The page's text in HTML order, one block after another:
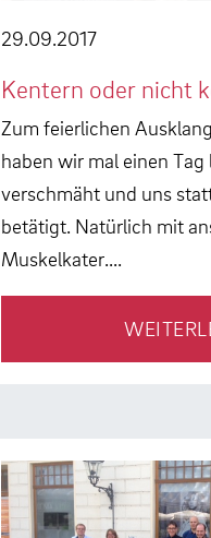
29.09.2017
Kentern oder nicht
Zum feierlichen
haben wir mal einen Tag
verschmäht und uns
betätigt. Natürlich mit
Muskelkater....